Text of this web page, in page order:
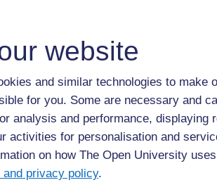
website
and similar technologies to make
for you. Some are necessary and
analysis and performance, displaying
activities for personalisation and
on how The Open University
privacy policy.
et le mystère que
est appelé aña ou ayán. Aña
peut être initié au aña par
au Nigeria, et reçoit la force
des tambours et faire venir les